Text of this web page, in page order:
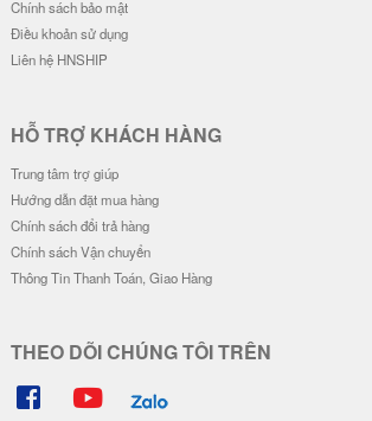
Ốp Lưng IMD Chống Sốc - Mẫu G
engar
Đơn giá
Số lượng
28.000 đ
26.000 đ
20-49
24.000 đ
50-100